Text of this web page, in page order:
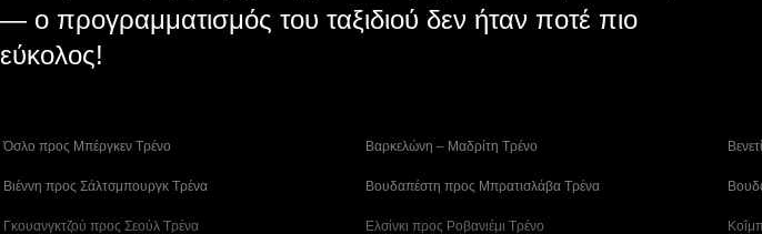
— ο προγραμματισμός του ταξιδιού δεν ήταν ποτέ πιο
εύκολος!
Όσλο προς Μπέργκεν Tρένο Βαρκελώνη – Μαδρίτη Tρένο
Βιέννη προς Σάλτσμπουργκ Τρένα Βουδαπέστη προς Μπρατισλάβα Τρένα
Γκουανγκτζού προς Σεούλ Τρένα Ελσίνκι προς Ροβανιέμι Τρένο